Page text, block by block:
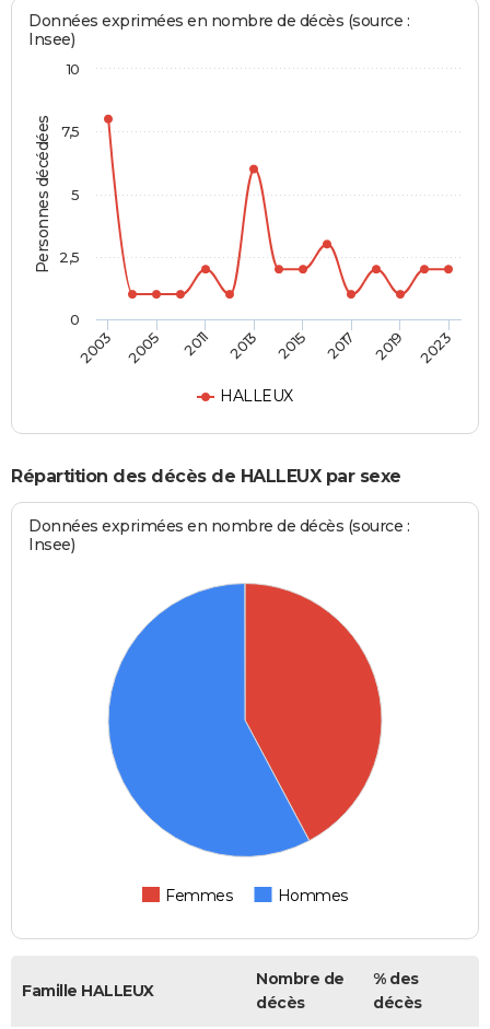
Personnes décédées
Données exprimées en nombre de décès (source :
Insee)
HALLEUX
2003 2005 2011 2013 2015 2017 2019 2023
0
10
2,5
5
7,5
Répartition des décès de HALLEUX par sexe
Données exprimées en nombre de décès (source :
Insee)
Femmes Hommes
Famille HALLEUX
Nombre de
décès
% des
décès